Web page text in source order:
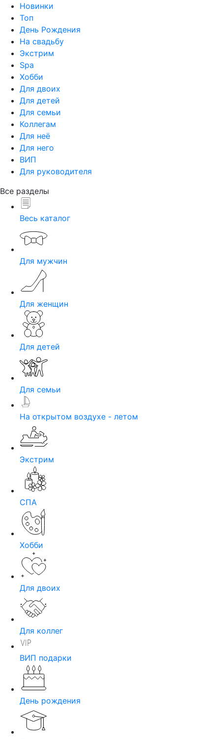
Новинки
Топ
День Рождения
На свадьбу
Экстрим
Spa
Хобби
Для двоих
Для детей
Для семьи
Коллегам
Для неё
Для него
ВИП
Для руководителя
Все разделы
Весь каталог
Для мужчин
Для женщин
Для детей
Для семьи
На открытом воздухе - летом
Экстрим
СПА
Хобби
Для двоих
Для коллег
ВИП подарки
День рождения